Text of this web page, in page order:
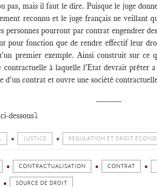
pas, mais il faut le dire. Puisque le juge
reconnu et le juge français ne veillant
personnes pourront par contrat engendrer
pour fonction que de rendre effectif leur
premier exemple. Ainsi construit sur ce
contractuelle à laquelle l'Etat devrait prêter
d'un contrat et ouvre une société
dessous⤵️
JUSTICE RÉGULATION ET DROIT
CONTRACTUALISATION CONTRAT
SOURCE DE DROIT